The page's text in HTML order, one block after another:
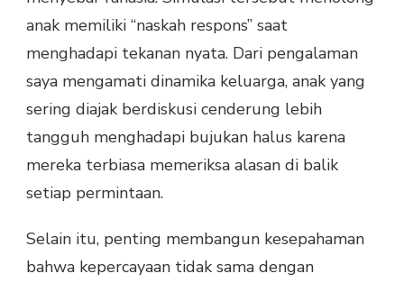
anak memiliki “naskah respons” saat
menghadapi tekanan nyata. Dari pengalaman
saya mengamati dinamika keluarga, anak yang
sering diajak berdiskusi cenderung lebih
tangguh menghadapi bujukan halus karena
mereka terbiasa memeriksa alasan di balik
setiap permintaan.
Selain itu, penting membangun kesepahaman
bahwa kepercayaan tidak sama dengan